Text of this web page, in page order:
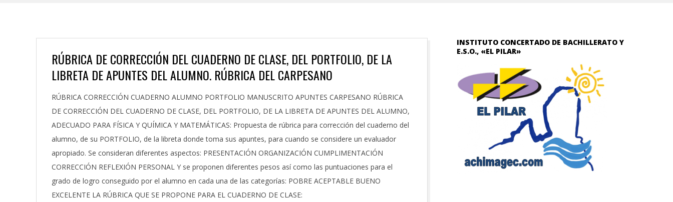
RÚBRICA DE CORRECCIÓN DEL CUADERNO DE CLASE, DEL PORTFOLIO, DE LA
LIBRETA DE APUNTES DEL ALUMNO. RÚBRICA DEL CARPESANO
2024-
11-
20
RÚBRICA CORRECCIÓN CUADERNO ALUMNO PORTFOLIO MANUSCRITO APUNTES CARPESANO RÚBRICA
DE CORRECCIÓN DEL CUADERNO DE CLASE, DEL PORTFOLIO, DE LA LIBRETA DE APUNTES DEL ALUMNO,
ADECUADO PARA FÍSICA Y QUÍMICA Y MATEMÁTICAS: Propuesta de rúbrica para corrección del cuaderno del
alumno, de su PORTFOLIO, de la libreta donde toma sus apuntes, para cuando se considere un evaluador
apropiado. Se consideran diferentes aspectos: PRESENTACIÓN ORGANIZACIÓN CUMPLIMENTACIÓN
CORRECCIÓN REFLEXIÓN PERSONAL Y se proponen diferentes pesos así como las puntuaciones para el
grado de logro conseguido por el alumno en cada una de las categorías: POBRE ACEPTABLE BUENO
EXCELENTE LA RÚBRICA QUE SE PROPONE PARA EL CUADERNO DE CLASE:
INSTITUTO CONCERTADO DE BACHILLERATO Y
E.S.O., «EL PILAR»